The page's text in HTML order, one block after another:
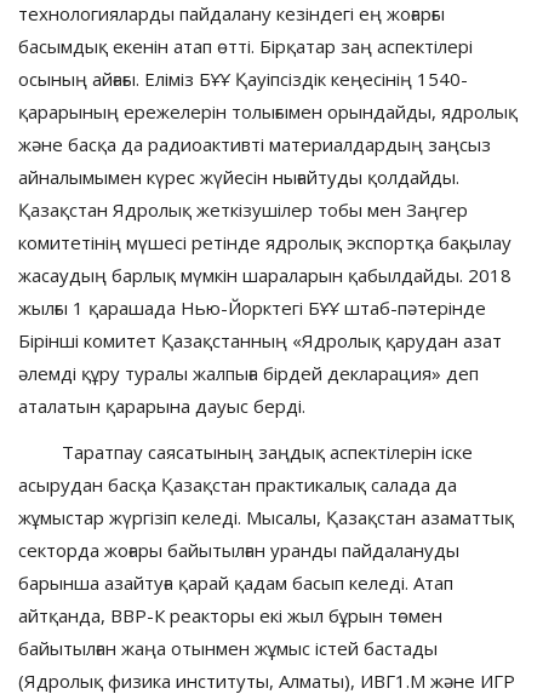
технологияларды пайдалану кезіндегі ең жоғарғы
басымдық екенін атап өтті. Бірқатар заң аспектілері
осының айғағы. Еліміз БҰҰ Қауіпсіздік кеңесінің 1540-
қарарының ережелерін толығымен орындайды, ядролық
және басқа да радиоактивті материалдардың заңсыз
айналымымен күрес жүйесін нығайтуды қолдайды.
Қазақстан Ядролық жеткізушілер тобы мен Заңгер
комитетінің мүшесі ретінде ядролық экспортқа бақылау
жасаудың барлық мүмкін шараларын қабылдайды. 2018
жылғы 1 қарашада Нью-Йорктегі БҰҰ штаб-пәтерінде
Бірінші комитет Қазақстанның «Ядролық қарудан азат
әлемді құру туралы жалпыға бірдей декларация» деп
аталатын қарарына дауыс берді.
Таратпау саясатының заңдық аспектілерін іске
асырудан басқа Қазақстан практикалық салада да
жұмыстар жүргізіп келеді. Мысалы, Қазақстан азаматтық
секторда жоғары байытылған уранды пайдалануды
барынша азайтуға қарай қадам басып келеді. Атап
айтқанда, ВВР-К реакторы екі жыл бұрын төмен
байытылған жаңа отынмен жұмыс істей бастады
(Ядролық физика институты, Алматы), ИВГ1.М және ИГР